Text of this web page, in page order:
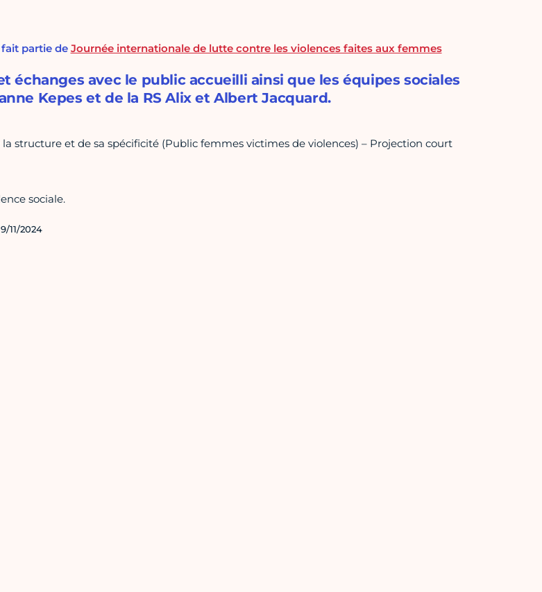
partie de Journée internationale de lutte contre les violences faites aux femmes
échanges avec le public accueilli ainsi que les équipes sociales
Kepes et de la RS Alix et Albert Jacquard.
structure et de sa spécificité (Public femmes victimes de violences) – Projection court
sociale.
11/2024